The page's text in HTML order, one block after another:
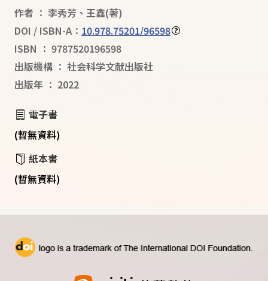
作者 ： 李秀芳 、 王鑫(著)
DOI / ISBN-A： 10.978.75201/96598
ISBN ： 9787520196598
出版機構 ： 社会科学文献出版社
出版年 ： 2022
電子書
(暫無資料)
紙本書
(暫無資料)